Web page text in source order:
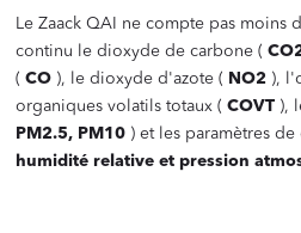
Le Zaack QAI ne compte pas moins
continu le dioxyde de carbone (
( CO ), le dioxyde d'azote ( NO2 ),
organiques volatils totaux (COVT ),
PM2.5, PM10 ) et les paramètres
humidité relative et pression